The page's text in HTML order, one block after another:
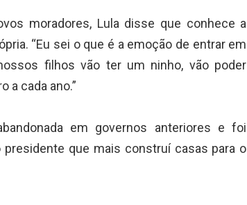
moradores, Lula disse que conhece a
“Eu sei o que é a emoção de entrar em
filhos vão ter um ninho, vão poder
a cada ano.”
em governos anteriores e foi
presidente que mais construí casas para o